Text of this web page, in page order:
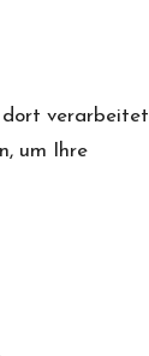
dort verarbeitet
um Ihre